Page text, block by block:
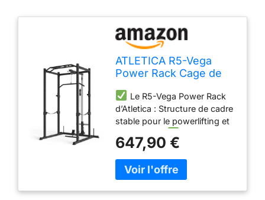
ATLETICA R5-Vega
Power Rack Cage de
213 cm
Le R5-Vega Power Rack
d’Atletica : Structure de cadre
stable pour le powerlifting et
squat de R5-Vega mesure 118
cm et est donc idéale pour
poser facilement les haltères
olympiques, mais aussi les
barres spéciales avec des
647,90 €